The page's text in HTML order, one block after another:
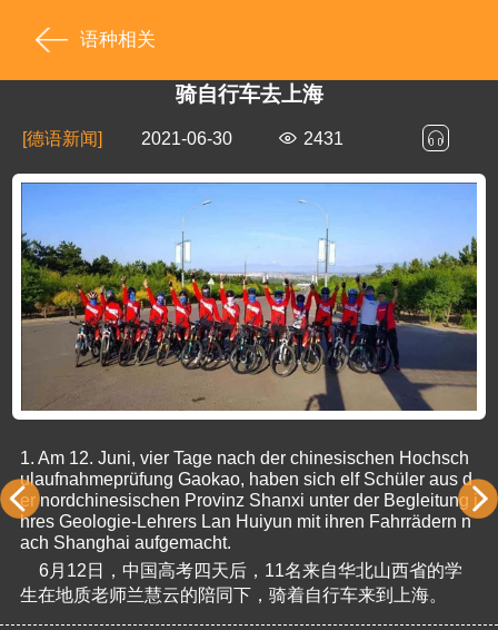
语种相关
骑自行车去上海
[德语新闻] 2021-06-30 2431
1.
Am 12. Juni, vier Tage nach der chinesischen Hochsch
ulaufnahmeprüfung Gaokao, haben sich elf Schüler aus d
er nordchinesischen Provinz Shanxi unter der Begleitung i
hres Geologie-Lehrers Lan Huiyun mit ihren Fahrrädern n
ach Shanghai aufgemacht.
6月12日，中国高考四天后，11名来自华北山西省的学
生在地质老师兰慧云的陪同下，骑着自行车来到上海。